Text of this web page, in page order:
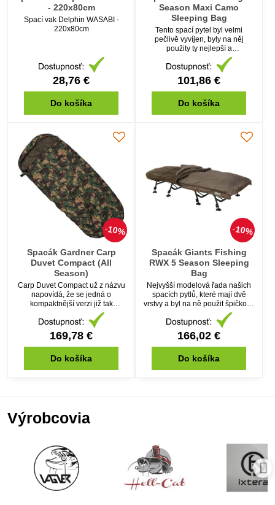
- 220x80cm
Spací vak Delphin WASABI -
220x80cm
28,76 €
Do košíka
Season Maxi Camo
Sleeping Bag
Tento spací pytel byl velmi
pečlivě vyvíjen, byly na něj
použity ty nejlepší a
nejmodernější materiály.
101,86 €
Do košíka
10%
Spacák Gardner Carp
Duvet Compact (All
Season)
Carp Duvet Compact už z názvu
napovídá, že se jedná o
kompaktnější verzi již tak
známého a velmi populárního
spacího pytle Carp Duvet Plus.
169,78 €
Do košíka
10%
Spacák Giants Fishing
RWX 5 Season Sleeping
Bag
Nejvyšší modelová řada našich
spacích pytlů, které mají dvě
vrstvy a byl na ně použit špičkový
materiál DWP-TEX®, který je
vodě odolný a prodyšný.
166,02 €
Do košíka
Výrobcovia